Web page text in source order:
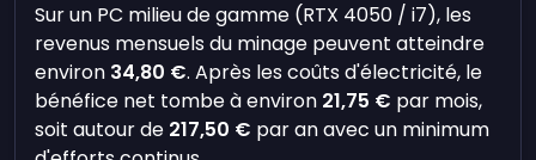
Sur un PC milieu de gamme (RTX 4050 / i7), les
revenus mensuels du minage peuvent atteindre
environ 34,80 €. Après les coûts d'électricité, le
bénéfice net tombe à environ 21,75 € par mois,
soit autour de 217,50 € par an avec un minimum